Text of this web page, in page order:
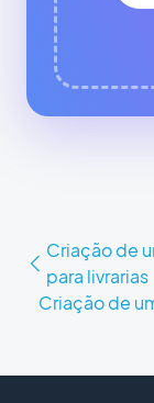
Criação de
para livrarias
Criação de